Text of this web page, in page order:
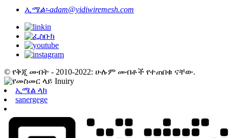
ኢሜል፡-adam@yidiwiremesh.com
© የቅጂ መብት - 2010-2022: ሁሉም መብቶች የተጠበቁ ናቸው.
ኢሜል ላክ
sanergege